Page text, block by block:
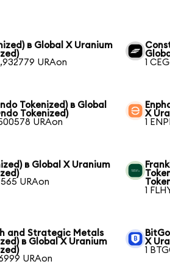
в Global X Uranium
URAon
1
Tokenized) в Global
Tokenized)
URAon
X
1
в Global X Uranium
URAon
1
and Strategic Metals
в Global X Uranium
URAon
X
1